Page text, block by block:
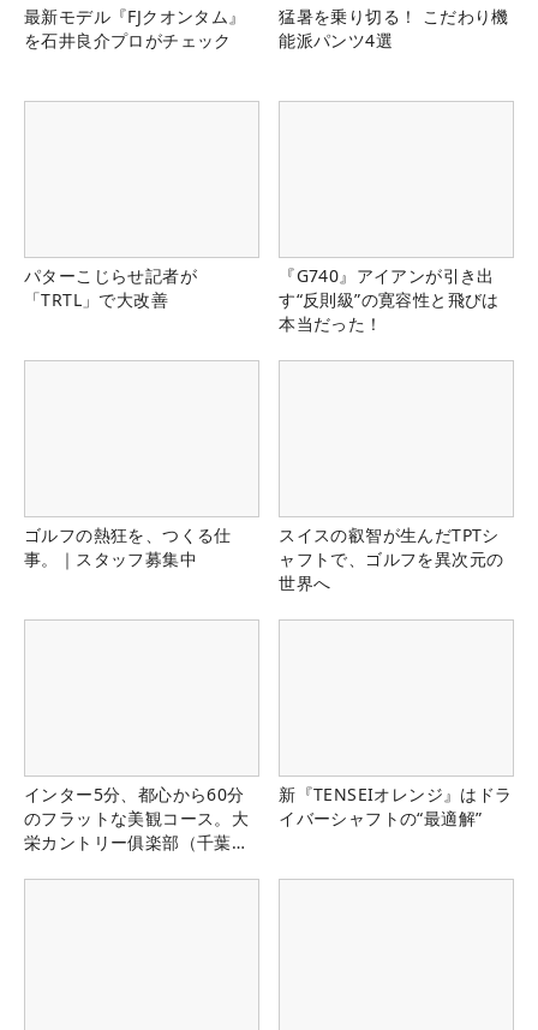
最新モデル『FJクオンタム』
を石井良介プロがチェック
猛暑を乗り切る！ こだわり機
能派パンツ4選
パターこじらせ記者が
「TRTL」で大改善
『G740』アイアンが引き出
す“反則級”の寛容性と飛びは
本当だった！
ゴルフの熱狂を、つくる仕
事。｜スタッフ募集中
スイスの叡智が生んだTPTシ
ャフトで、ゴルフを異次元の
世界へ
インター5分、都心から60分
のフラットな美観コース。大
栄カントリー俱楽部（千葉
新『TENSEIオレンジ』はドラ
イバーシャフトの“最適解”